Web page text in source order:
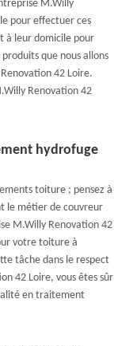
M.Willy
pour effectuer ces
à leur domicile pour
que nous allons
42 Loire.
Renovation 42
hydrofuge
toiture ; pensez à
le métier de couvreur
M.Willy Renovation 42
votre toiture à
tâche dans le respect
42 Loire, vous êtes sûr
en traitement